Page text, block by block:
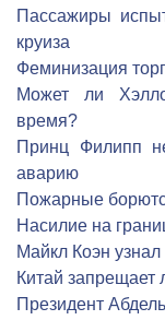
Пассажиры
круиза
Феминизация
Может ли
время?
Принц Филипп
аварию
Пожарные
Насилие на
Майкл Коэн узнал
Китай запрещает
Президент